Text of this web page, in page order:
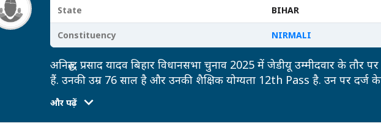
State BIHAR
Constituency NIRMALI
अनिरुद्ध प्रसाद यादव बिहार विधानसभा चुनाव 2025 में जेडीयू उम्मीदवार के तौर
हैं. उनकी उम्र 76 साल है और उनकी शैक्षिक योग्यता 12th Pass है. उन पर दर्ज
संख्या (0) है. उनकी कुल संपत्ति 6.5Crore रुपये है, जबकि उन पर 8000 रुपये की
और पढ़ें